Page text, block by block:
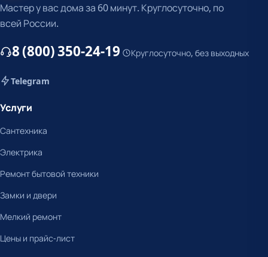
Мастер у вас дома за 60 минут. Круглосуточно, по
всей России.
8 (800) 350-24-19 Круглосуточно, без выходных
Telegram
Услуги
Сантехника
Электрика
Ремонт бытовой техники
Замки и двери
Мелкий ремонт
Цены и прайс-лист